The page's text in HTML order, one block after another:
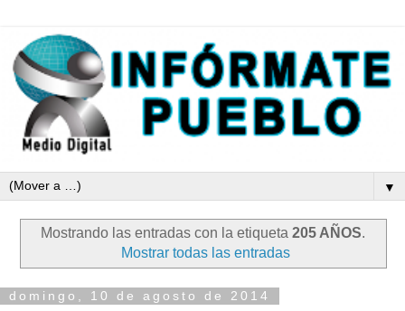
▼
Mostrando las entradas con la etiqueta 205 AÑOS.
Mostrar todas las entradas
domingo, 10 de agosto de 2014